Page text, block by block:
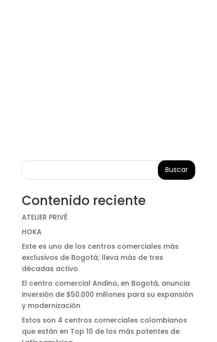
Buscar
Contenido reciente
ATELIER PRIVÊ
HOKA
Este es uno de los centros comerciales más
exclusivos de Bogotá; lleva más de tres
décadas activo
El centro comercial Andino, en Bogotá, anuncia
inversión de $50.000 millones para su expansión
y modernización
Estos son 4 centros comerciales colombianos
que están en Top 10 de los más potentes de